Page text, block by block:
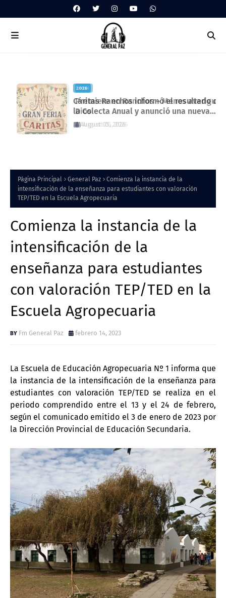
2026
Premiere en Ranchos – Menos
Dios
August 05, 2026
2026
Cáritas Ranchos informó el resultado de
la Colecta Anual y anunció una nueva
feria solidaria
August 05, 2026
Página Principal General Paz
Comienza la instancia de la
intensificación de la enseñanza para estudiantes con valoración
TEP/TED en la Escuela Agropecuaria
Comienza la instancia de la
intensificación de la
enseñanza para estudiantes
con valoración TEP/TED en la
Escuela Agropecuaria
Fm General Paz febrero 14, 2023
La Escuela de Educación Agropecuaria Nº 1 informa que
la instancia de la intensificación de la enseñanza para
estudiantes con valoración TEP/TED se realiza en el
periodo comprendido entre el 13 y el 24 de febrero,
según el comunicado emitido el 3 de enero de 2023 por
la Dirección Provincial de Educación Secundaria.